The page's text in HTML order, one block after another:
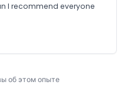
I recommend everyone
об этом опыте